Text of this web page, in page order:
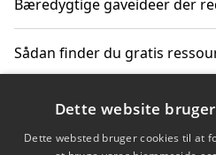
Bæredygtige gaveideer der
Sådan finder du gratis
Hvordan gadgets til hjemmet
Dette website
Dette websted bruger cookies til at